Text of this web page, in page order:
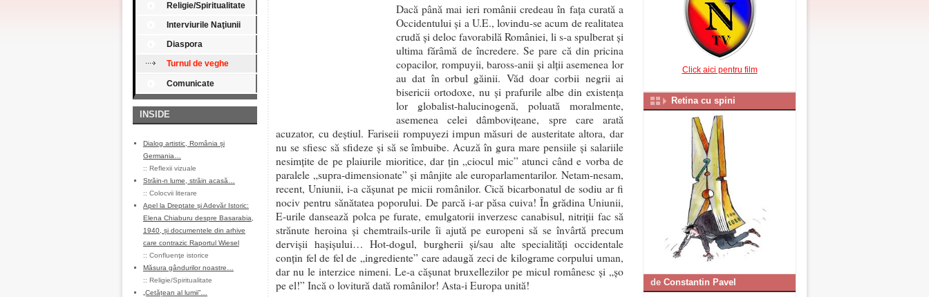
Religie/Spiritualitate
Interviurile Naţiunii
Diaspora
Turnul de veghe
Comunicate
INSIDE
Dialog artistic, România și
Germania…
:: Reflexii vizuale
Străin-n lume, străin acasă…
:: Colocvii literare
Apel la Dreptate și Adevăr Istoric:
Elena Chiaburu despre Basarabia,
1940, și documentele din arhive
care contrazic Raportul Wiesel
:: Confluenţe istorice
Măsura gândurilor noastre…
:: Religie/Spiritualitate
„Cetățean al lumii”…
Dacă până mai ieri românii credeau în faţa curată a
Occidentului şi a U.E., lovindu-se acum de realitatea
crudă şi deloc favorabilă României, li s-a spulberat şi
ultima fărâmă de încredere. Se pare că din pricina
copacilor, rompuyii, baross-anii şi alţii asemenea lor
au dat în orbul găinii. Văd doar corbii negrii ai
bisericii ortodoxe, nu şi prafurile albe din existenţa
lor globalist-halucinogenă, poluată moralmente,
asemenea celei dâmboviţeane, spre care arată
acuzator, cu deştiul. Fariseii rompuyezi impun măsuri de austeritate altora, dar
nu se sfiesc să sfideze şi să se îmbuibe. Acuză în gura mare pensiile şi salariile
nesimţite de pe plaiurile mioritice, dar ţin „ciocul mic” atunci când e vorba de
paralele „supra-dimensionate” şi mânjite ale europarlamentarilor. Netam-nesam,
recent, Uniunii, i-a căşunat pe micii românilor. Cică bicarbonatul de sodiu ar fi
nociv pentru sănătatea poporului. De parcă i-ar păsa cuiva! În grădina Uniunii,
E-urile dansează polca pe furate, emulgatorii inverzesc canabisul, nitriţii fac să
strănute heroina şi chemtrails-urile îi ajută pe europeni să se învârtă precum
dervişii haşişului… Hot-dogul, burgherii şi/sau alte specialităţi occidentale
conţin fel de fel de „ingrediente” care adaugă zeci de kilograme corpului uman,
dar nu le interzice nimeni. Le-a căşunat bruxellezilor pe micul românesc şi „şo
pe el!” Incă o lovitură dată românilor! Asta-i Europa unită!
Click aici pentru film
Retina cu spini
de Constantin Pavel